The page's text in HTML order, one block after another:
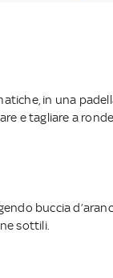
in una
e tagliare a
buccia
sottili.